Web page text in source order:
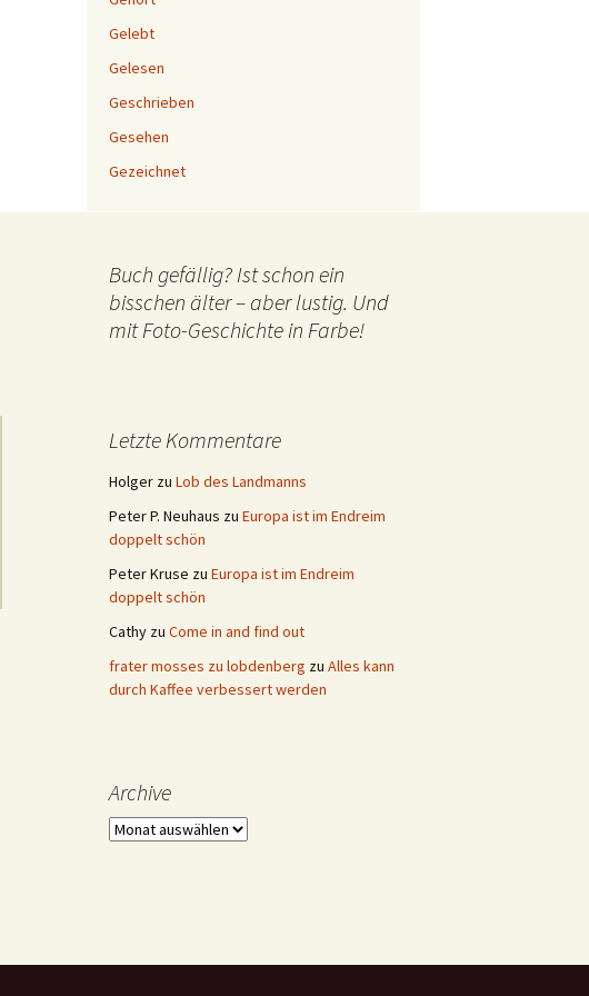
Gelebt
Gelesen
Geschrieben
Gesehen
Gezeichnet
Buch gefällig? Ist schon ein
bisschen älter – aber lustig. Und
mit Foto-Geschichte in Farbe!
Letzte Kommentare
Holger zu Lob des Landmanns
Peter P. Neuhaus zu Europa ist im Endreim
doppelt schön
Peter Kruse zu Europa ist im Endreim
doppelt schön
Cathy zu Come in and find out
frater mosses zu lobdenberg zu Alles kann
durch Kaffee verbessert werden
Archive
Archive